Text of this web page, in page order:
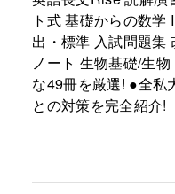
ト式 基礎からの数
出・標準 入試問題集
ノート 生物基礎/生
な49冊を厳選! ●全私
との対策を完全紹介!